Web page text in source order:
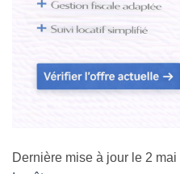
Dernière mise à jour le 2